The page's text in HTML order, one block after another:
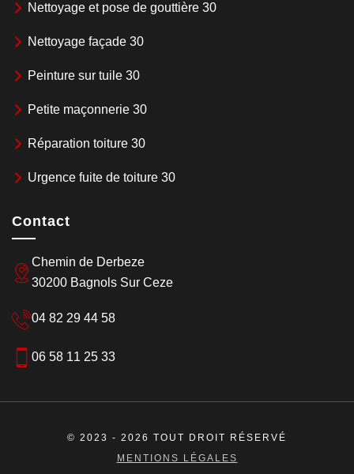
Nettoyage et pose de gouttière 30
Nettoyage façade 30
Peinture sur tuile 30
Petite maçonnerie 30
Réparation toiture 30
Urgence fuite de toiture 30
Contact
Chemin de Derbeze
30200 Bagnols Sur Ceze
04 82 29 44 58
06 58 11 25 33
© 2023 - 2026 TOUT DROIT RÉSERVÉ
MENTIONS LÉGALES